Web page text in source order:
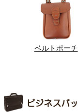
ベルトポーチ